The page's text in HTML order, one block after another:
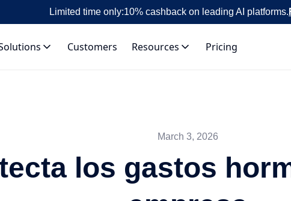
Limited time only:10% cashback on leading AI platforms.
Customers Resources Pricing
March 3, 2026
los gastos